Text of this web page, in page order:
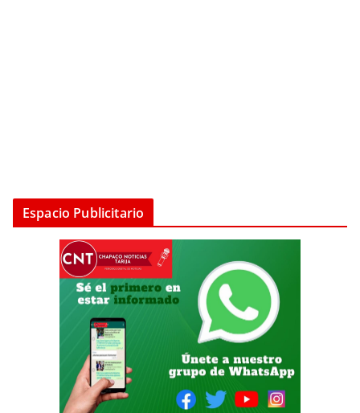
Espacio Publicitario